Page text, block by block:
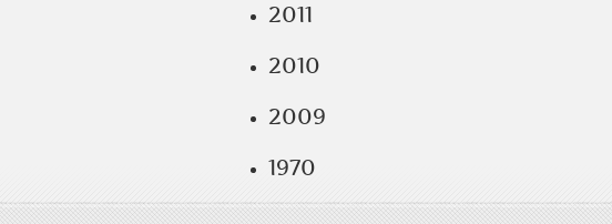
2011
2010
2009
1970